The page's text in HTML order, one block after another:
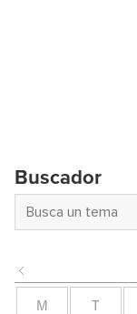
Buscador
M